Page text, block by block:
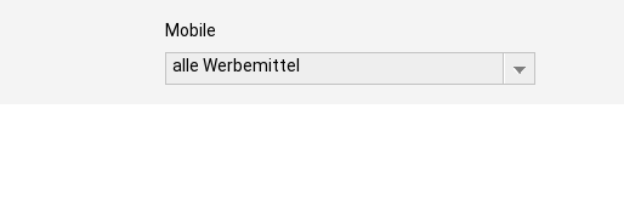
Mobile
alle Werbemittel